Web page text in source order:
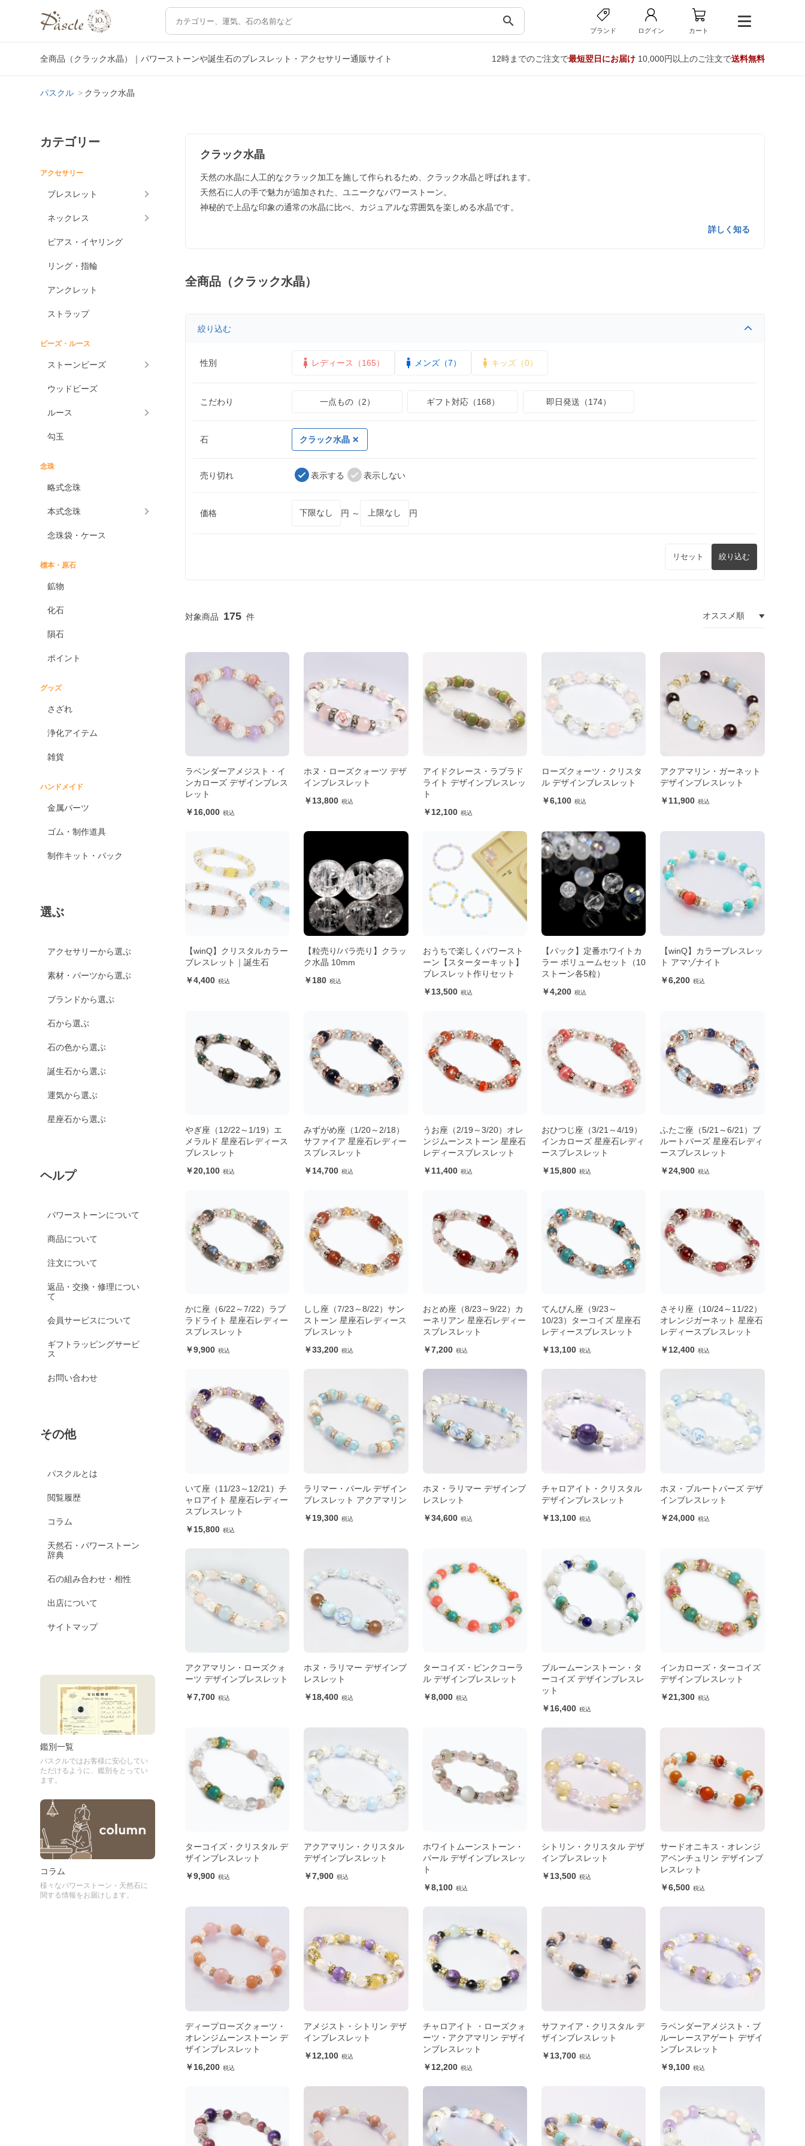
search
ブランド ログイン カート
全商品（クラック水晶）｜パワーストーンや誕生石のブレスレット・アクセサリー通販サイト 12時までのご注文で最短翌日にお届け10,000円以上のご注文で送料無料
パスクル クラック水晶
カテゴリー
アクセサリー
ブレスレット
ネックレス
ピアス・イヤリング
リング・指輪
アンクレット
ストラップ
ビーズ・ルース
ストーンビーズ
ウッドビーズ
ルース
勾玉
念珠
略式念珠
本式念珠
念珠袋・ケース
標本・原石
鉱物
化石
隕石
ポイント
グッズ
さざれ
浄化アイテム
雑貨
ハンドメイド
金属パーツ
ゴム・制作道具
制作キット・パック
選ぶ
アクセサリーから選ぶ
素材・パーツから選ぶ
ブランドから選ぶ
石から選ぶ
石の色から選ぶ
誕生石から選ぶ
運気から選ぶ
星座石から選ぶ
ヘルプ
パワーストーンについて
商品について
注文について
返品・交換・修理につい
て
会員サービスについて
ギフトラッピングサービ
ス
お問い合わせ
その他
パスクルとは
閲覧履歴
コラム
天然石・パワーストーン
辞典
石の組み合わせ・相性
出店について
サイトマップ
鑑別一覧
パスクルではお客様に安心してい
ただけるように、鑑別をとってい
ます。
コラム
様々なパワーストーン・天然石に
関する情報をお届けします。
クラック水晶
天然の水晶に人工的なクラック加工を施して作られるため、クラック水晶と呼ばれます。
天然石に人の手で魅力が追加された、ユニークなパワーストーン。
神秘的で上品な印象の通常の水晶に比べ、カジュアルな雰囲気を楽しめる水晶です。
詳しく知る
全商品（クラック水晶）
絞り込む
性別 レディース（165） メンズ（7） キッズ（0）
こだわり 一点もの（2） ギフト対応（168） 即日発送（174）
石 クラック水晶
売り切れ 表示する 表示しない
価格 円 ～ 円
リセット 絞り込む
175
ラベンダーアメジスト・イ
ンカローズ デザインブレス
レット
16,000
ホヌ・ローズクォーツ デザ
インブレスレット
13,800
アイドクレース・ラブラド
ライト デザインブレスレッ
ト
12,100
ローズクォーツ・クリスタ
ル デザインブレスレット
6,100
アクアマリン・ガーネット
デザインブレスレット
11,900
【winQ】クリスタルカラー
ブレスレット｜誕生石
4,400
【粒売り/バラ売り】クラッ
ク水晶 10mm
180
おうちで楽しくパワースト
ーン【スターターキット】
ブレスレット作りセット
13,500
【パック】定番ホワイトカ
ラー ボリュームセット（10
ストーン各5粒）
4,200
【winQ】カラーブレスレッ
ト アマゾナイト
6,200
やぎ座（12/22～1/19）エ
メラルド 星座石レディース
ブレスレット
20,100
みずがめ座（1/20～2/18）
サファイア 星座石レディー
スブレスレット
14,700
うお座（2/19～3/20）オレ
ンジムーンストーン 星座石
レディースブレスレット
11,400
おひつじ座（3/21～4/19）
インカローズ 星座石レディ
ースブレスレット
15,800
ふたご座（5/21～6/21）ブ
ルートパーズ 星座石レディ
ースブレスレット
24,900
かに座（6/22～7/22）ラブ
ラドライト 星座石レディー
スブレスレット
9,900
しし座（7/23～8/22）サン
ストーン 星座石レディース
ブレスレット
33,200
おとめ座（8/23～9/22）カ
ーネリアン 星座石レディー
スブレスレット
7,200
てんびん座（9/23～
10/23）ターコイズ 星座石
レディースブレスレット
13,100
さそり座（10/24～11/22）
オレンジガーネット 星座石
レディースブレスレット
12,400
いて座（11/23～12/21）チ
ャロアイト 星座石レディー
スブレスレット
15,800
ラリマー・パール デザイン
ブレスレット アクアマリン
19,300
ホヌ・ラリマー デザインブ
レスレット
34,600
チャロアイト・クリスタル
デザインブレスレット
13,100
ホヌ・ブルートパーズ デザ
インブレスレット
24,000
アクアマリン・ローズクォ
ーツ デザインブレスレット
7,700
ホヌ・ラリマー デザインブ
レスレット
18,400
ターコイズ・ピンクコーラ
ル デザインブレスレット
8,000
ブルームーンストーン・タ
ーコイズ デザインブレスレ
ット
16,400
インカローズ・ターコイズ
デザインブレスレット
21,300
ターコイズ・クリスタル デ
ザインブレスレット
9,900
アクアマリン・クリスタル
デザインブレスレット
7,900
ホワイトムーンストーン・
パール デザインブレスレッ
ト
8,100
シトリン・クリスタル デザ
インブレスレット
13,500
サードオニキス・オレンジ
アベンチュリン デザインブ
レスレット
6,500
ディープローズクォーツ・
オレンジムーンストーン デ
ザインブレスレット
16,200
アメジスト・シトリン デザ
インブレスレット
12,100
チャロアイト ・ローズクォ
ーツ・アクアマリン デザイ
ンブレスレット
12,200
サファイア・クリスタル デ
ザインブレスレット
13,700
ラベンダーアメジスト・ブ
ルーレースアゲート デザイ
ンブレスレット
9,100